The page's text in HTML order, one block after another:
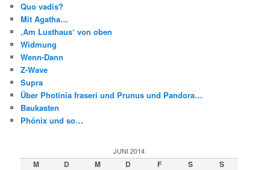
Quo vadis?
Mit Agatha…
‚Am Lusthaus‘ von oben
Widmung
Wenn-Dann
Z-Wave
Supra
Über Photinia fraseri und Prunus und Pandora…
Baukasten
Phönix und so…
JUNI 2014
M D M D F S S